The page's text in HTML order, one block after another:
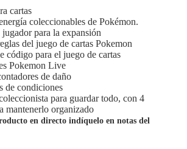
cartas
coleccionables de Pokémon.
para la expansión
del juego de cartas Pokemon
código para el juego de cartas
Pokemon Live
de daño
de condiciones
para guardar todo, con 4
mantenerlo organizado
en directo indíquelo en notas del